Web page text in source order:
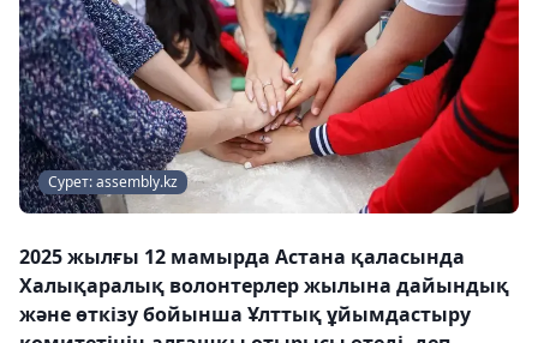
Сурет: assembly.kz
2025 жылғы 12 мамырда Астана қаласында
Халықаралық волонтерлер жылына дайындық
және өткізу бойынша Ұлттық ұйымдастыру